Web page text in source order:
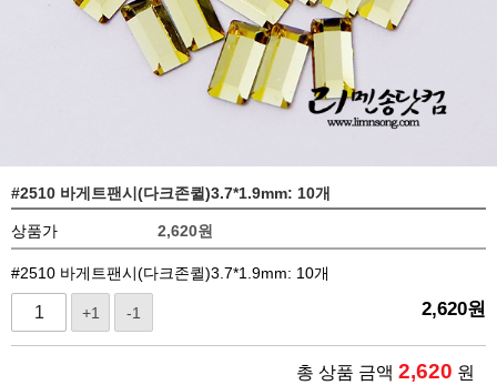
#2510 바게트팬시(다크존퀼)3.7*1.9mm: 10개
상품가 2,620원
#2510 바게트팬시(다크존퀼)3.7*1.9mm: 10개
+1 -1 2,620원
총 상품 금액 2,620 원